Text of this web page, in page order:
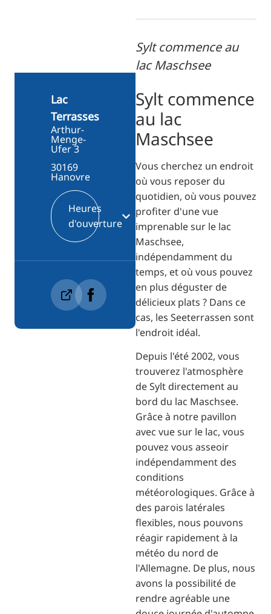
Sylt commence au
lac Maschsee
Sylt commence
au lac
Maschsee
Vous cherchez un endroit
où vous reposer du
quotidien, où vous pouvez
profiter d'une vue
imprenable sur le lac
Maschsee,
indépendamment du
temps, et où vous pouvez
en plus déguster de
délicieux plats ? Dans ce
cas, les Seeterrassen sont
l'endroit idéal.
Depuis l'été 2002, vous
trouverez l'atmosphère
de Sylt directement au
bord du lac Maschsee.
Grâce à notre pavillon
avec vue sur le lac, vous
pouvez vous asseoir
indépendamment des
conditions
météorologiques. Grâce à
des parois latérales
flexibles, nous pouvons
réagir rapidement à la
météo du nord de
l'Allemagne. De plus, nous
avons la possibilité de
rendre agréable une
Lac
Terrasses
Arthur-
Menge-
Ufer 3
30169
Hanovre
Heures
d'ouverture